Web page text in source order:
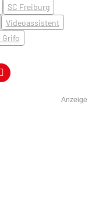
SC Freiburg
Videoassistent
Grifo
Anzeige